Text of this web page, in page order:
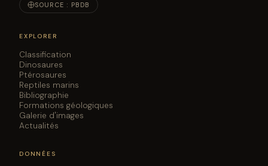
SOURCE : PBDB
EXPLORER
Classification
Dinosaures
Ptérosaures
Reptiles marins
Bibliographie
Formations géologiques
Galerie d'images
Actualités
DONNÉES